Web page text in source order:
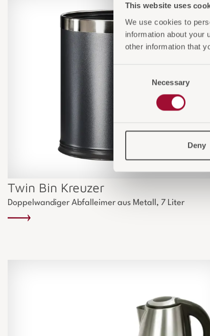
This website uses
We use cookies to
information about your
other information that
Necessary
Deny
Twin Bin Kreuzer
Doppelwandiger Abfalleimer aus Metall, 7 Liter